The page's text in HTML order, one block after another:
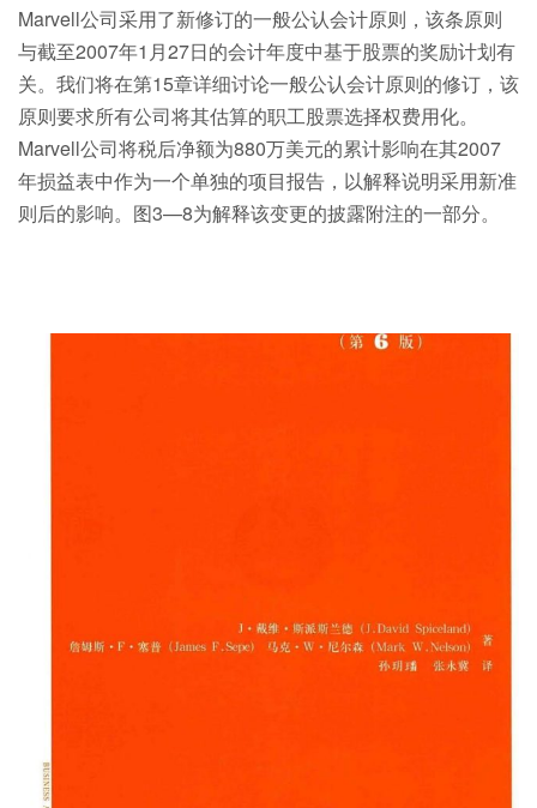
Marvell公司采用了新修订的一般公认会计原则，该条原则
与截至2007年1月27日的会计年度中基于股票的奖励计划有
关。我们将在第15章详细讨论一般公认会计原则的修订，该
原则要求所有公司将其估算的职工股票选择权费用化。
Marvell公司将税后净额为880万美元的累计影响在其2007
年损益表中作为一个单独的项目报告，以解释说明采用新准
则后的影响。图3—8为解释该变更的披露附注的一部分。